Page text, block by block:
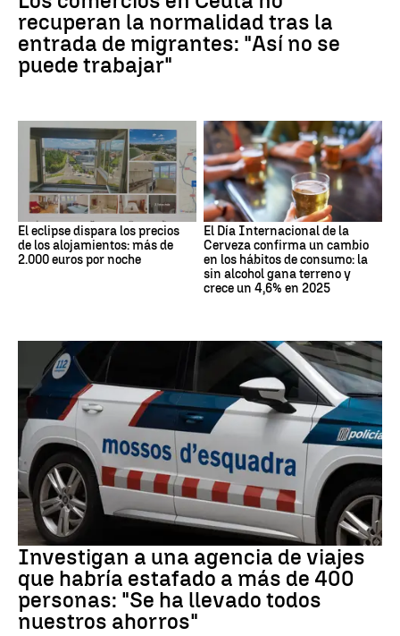
recuperan la normalidad tras la
entrada de migrantes: "Así no se
puede trabajar"
El eclipse dispara los precios
de los alojamientos: más de
2.000 euros por noche
El Día Internacional de la
Cerveza confirma un cambio
en los hábitos de consumo: la
sin alcohol gana terreno y
crece un 4,6% en 2025
Estafa
Investigan a una agencia de viajes
que habría estafado a más de 400
personas: "Se ha llevado todos
nuestros ahorros"